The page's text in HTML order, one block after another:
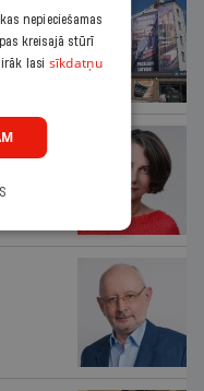
par
nepieciešamas
kreisajā stūrī
lasi sīkdatņu